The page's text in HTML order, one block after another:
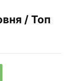
/ Топ